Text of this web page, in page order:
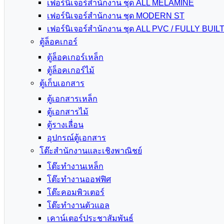
เฟอร์นิเจอร์สำนักงาน ชุด ALL MELAMINE
เฟอร์นิเจอร์สำนักงาน ชุด MODERN ST
เฟอร์นิเจอร์สำนักงาน ชุด ALL PVC / FULLY BUILT
ตู้ล็อคเกอร์
ตู้ล็อคเกอร์เหล็ก
ตู้ล็อคเกอร์ไม้
ตู้เก็บเอกสาร
ตู้เอกสารเหล็ก
ตู้เอกสารไม้
ตู้รางเลื่อน
อุปกรณ์ตู้เอกสาร
โต๊ะสำนักงานและเชิงพาณิชย์
โต๊ะทำงานเหล็ก
โต๊ะทำงานออฟฟิศ
โต๊ะคอมพิวเตอร์
โต๊ะทำงานตัวแอล
เคาน์เตอร์ประชาสัมพันธ์